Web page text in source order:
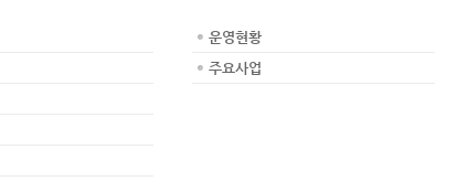
운영현황
주요사업